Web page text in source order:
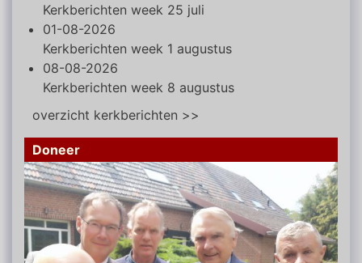
Kerkberichten week 25 juli
01-08-2026
Kerkberichten week 1 augustus
08-08-2026
Kerkberichten week 8 augustus
overzicht kerkberichten >>
Doneer